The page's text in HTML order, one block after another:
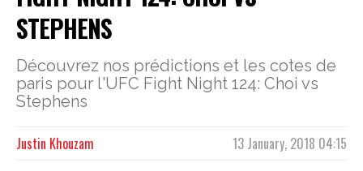
STEPHENS
Découvrez nos prédictions et les cotes de
paris pour l'UFC Fight Night 124: Choi vs
Stephens
13 January, 2018 04:15
Justin Khouzam